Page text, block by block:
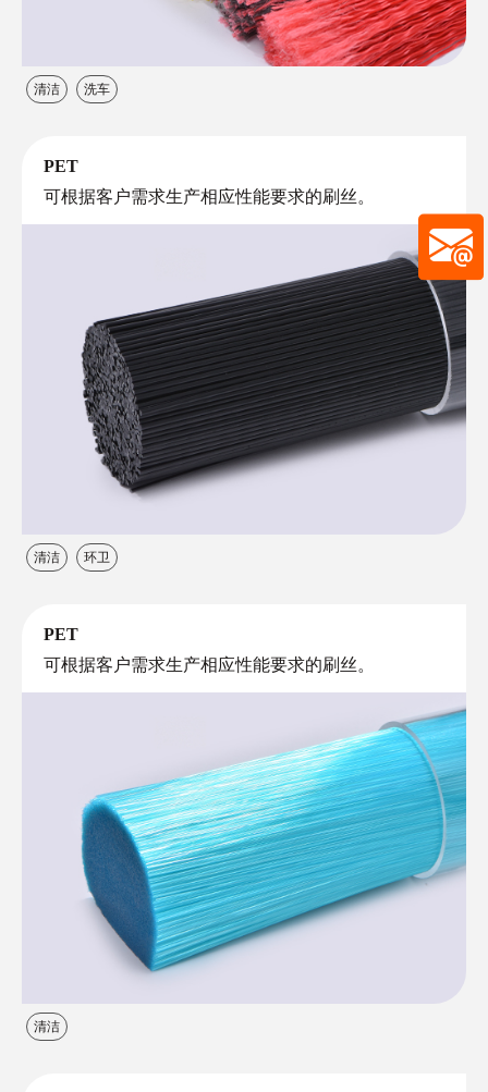
清洁 洗车
PET
可根据客户需求生产相应性能要求的刷丝。
清洁 环卫
PET
可根据客户需求生产相应性能要求的刷丝。
清洁